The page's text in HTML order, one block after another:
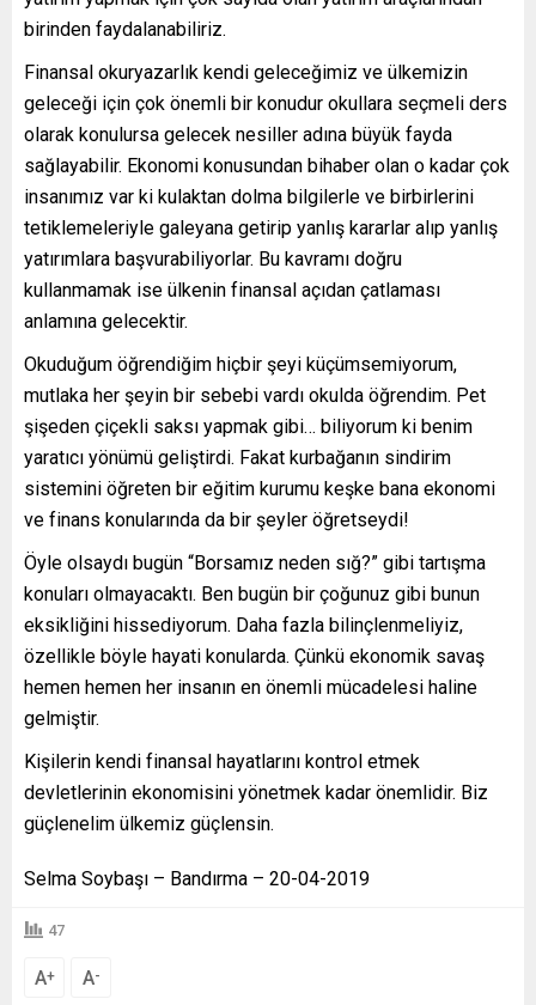
birinden faydalanabiliriz.
Finansal okuryazarlık kendi geleceğimiz ve ülkemizin
geleceği için çok önemli bir konudur okullara seçmeli ders
olarak konulursa gelecek nesiller adına büyük fayda
sağlayabilir. Ekonomi konusundan bihaber olan o kadar çok
insanımız var ki kulaktan dolma bilgilerle ve birbirlerini
tetiklemeleriyle galeyana getirip yanlış kararlar alıp yanlış
yatırımlara başvurabiliyorlar. Bu kavramı doğru
kullanmamak ise ülkenin finansal açıdan çatlaması
anlamına gelecektir.
Okuduğum öğrendiğim hiçbir şeyi küçümsemiyorum,
mutlaka her şeyin bir sebebi vardı okulda öğrendim. Pet
şişeden çiçekli saksı yapmak gibi… biliyorum ki benim
yaratıcı yönümü geliştirdi. Fakat kurbağanın sindirim
sistemini öğreten bir eğitim kurumu keşke bana ekonomi
ve finans konularında da bir şeyler öğretseydi!
Öyle olsaydı bugün “Borsamız neden sığ?” gibi tartışma
konuları olmayacaktı. Ben bugün bir çoğunuz gibi bunun
eksikliğini hissediyorum. Daha fazla bilinçlenmeliyiz,
özellikle böyle hayati konularda. Çünkü ekonomik savaş
hemen hemen her insanın en önemli mücadelesi haline
gelmiştir.
Kişilerin kendi finansal hayatlarını kontrol etmek
devletlerinin ekonomisini yönetmek kadar önemlidir. Biz
güçlenelim ülkemiz güçlensin.
Selma Soybaşı – Bandırma – 20-04-2019
47
A+ A-